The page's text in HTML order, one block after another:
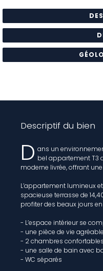
Descriptif du bien
D ans un
bel appartement T3
moderne livrée, offrant
L’appartement lumineux
spacieuse terrasse de
profiter des beaux jours
- L’espace intérieur se
- une pièce de vie
- 2 chambres
- une salle de bain avec
- WC séparés